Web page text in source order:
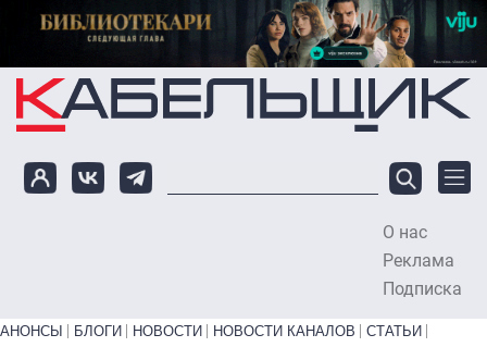
Перейти к основному содержанию
О нас
Реклама
Подписка
Primary links bottom
АНОНСЫ БЛОГИ НОВОСТИ НОВОСТИ КАНАЛОВ
СТАТЬИ